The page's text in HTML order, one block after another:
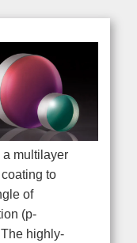
a multilayer
to
of
(p-
highly-